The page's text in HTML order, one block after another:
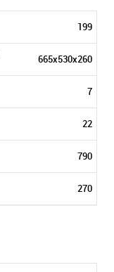
199
665х530х260
7
22
790
270